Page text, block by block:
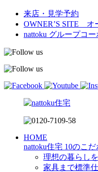
来店・見学予約
OWNER’S SITE オ
nattoku グループコー
HOME
nattoku住宅 10のこだ
理想の暮らし
家具まで標準